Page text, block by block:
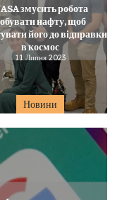
Новини
змусить робота
нафту, щоб
його до відправки
в космос
11 Липня 2023